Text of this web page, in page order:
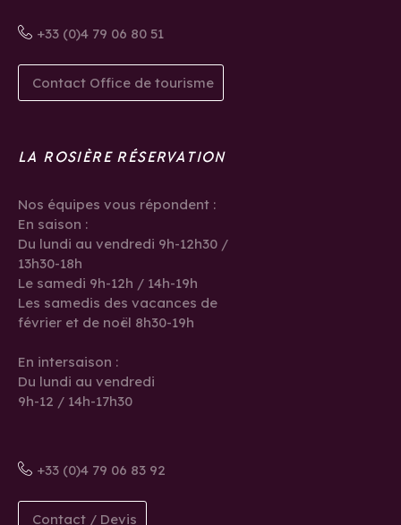
+33 (0)4 79 06 80 51
Contact Office de tourisme
LA ROSIÈRE RÉSERVATION
Nos équipes vous répondent :
En saison :
Du lundi au vendredi 9h-12h30 /
13h30-18h
Le samedi 9h-12h / 14h-19h
Les samedis des vacances de
février et de noël 8h30-19h
En intersaison :
Du lundi au vendredi
9h-12 / 14h-17h30
+33 (0)4 79 06 83 92
Contact / Devis